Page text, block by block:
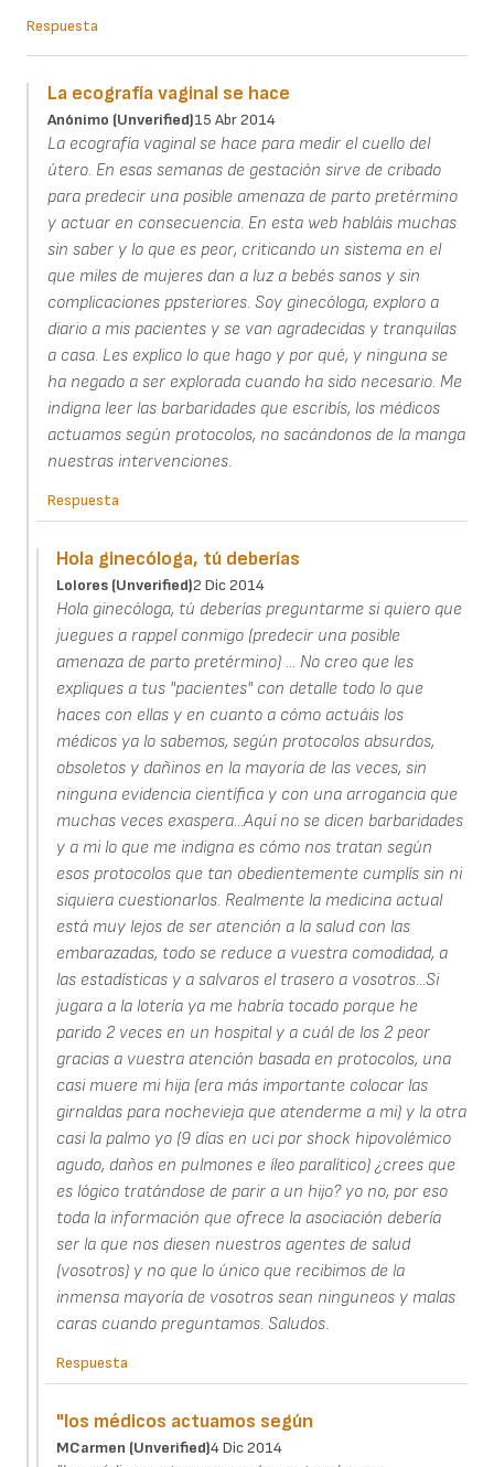
Respuesta
La ecografía vaginal se hace
Anónimo (unverified)15 Abr 2014
La ecografía vaginal se hace para medir el cuello del
útero. En esas semanas de gestación sirve de cribado
para predecir una posible amenaza de parto pretérmino
y actuar en consecuencia. En esta web habláis muchas
sin saber y lo que es peor, criticando un sistema en el
que miles de mujeres dan a luz a bebés sanos y sin
complicaciones ppsteriores. Soy ginecóloga, exploro a
diario a mis pacientes y se van agradecidas y tranquilas
a casa. Les explico lo que hago y por qué, y ninguna se
ha negado a ser explorada cuando ha sido necesario. Me
indigna leer las barbaridades que escribís, los médicos
actuamos según protocolos, no sacándonos de la manga
nuestras intervenciones.
Respuesta
Hola ginecóloga, tú deberías
Lolores (unverified)2 Dic 2014
Hola ginecóloga, tú deberías preguntarme si quiero que
juegues a rappel conmigo (predecir una posible
amenaza de parto pretérmino) ... No creo que les
expliques a tus "pacientes" con detalle todo lo que
haces con ellas y en cuanto a cómo actuáis los
médicos ya lo sabemos, según protocolos absurdos,
obsoletos y dañinos en la mayoría de las veces, sin
ninguna evidencia científica y con una arrogancia que
muchas veces exaspera...Aquí no se dicen barbaridades
y a mi lo que me indigna es cómo nos tratan según
esos protocolos que tan obedientemente cumplís sin ni
siquiera cuestionarlos. Realmente la medicina actual
está muy lejos de ser atención a la salud con las
embarazadas, todo se reduce a vuestra comodidad, a
las estadísticas y a salvaros el trasero a vosotros...Si
jugara a la lotería ya me habría tocado porque he
parido 2 veces en un hospital y a cuál de los 2 peor
gracias a vuestra atención basada en protocolos, una
casi muere mi hija (era más importante colocar las
girnaldas para nochevieja que atenderme a mi) y la otra
casi la palmo yo (9 días en uci por shock hipovolémico
agudo, daños en pulmones e íleo paralítico) ¿crees que
es lógico tratándose de parir a un hijo? yo no, por eso
toda la información que ofrece la asociación debería
ser la que nos diesen nuestros agentes de salud
(vosotros) y no que lo único que recibimos de la
inmensa mayoría de vosotros sean ninguneos y malas
caras cuando preguntamos. Saludos.
Respuesta
"los médicos actuamos según
MCarmen (unverified)4 Dic 2014